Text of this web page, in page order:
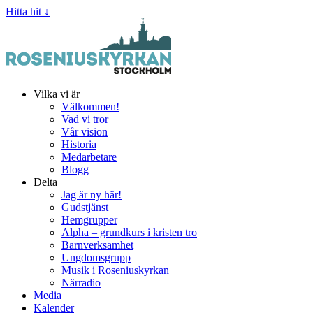
Hitta hit ↓
Vilka vi är
Välkommen!
Vad vi tror
Vår vision
Historia
Medarbetare
Blogg
Delta
Jag är ny här!
Gudstjänst
Hemgrupper
Alpha – grundkurs i kristen tro
Barnverksamhet
Ungdomsgrupp
Musik i Roseniuskyrkan
Närradio
Media
Kalender